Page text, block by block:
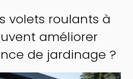
volets roulants à
améliorer
de jardinage ?